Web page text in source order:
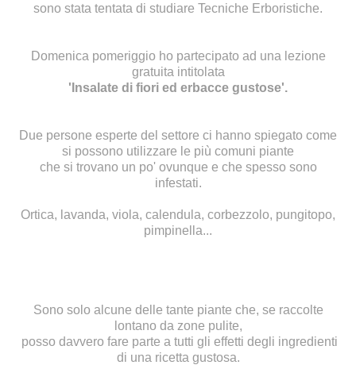
sono stata tentata di studiare Tecniche Erboristiche.
Domenica pomeriggio ho partecipato ad una lezione
gratuita intitolata
' Insalate di fiori ed erbacce gustose'.
Due persone esperte del settore ci hanno spiegato come
si possono utilizzare le più comuni piante
che si trovano un po' ovunque e che spesso sono
infestati.
Ortica, lavanda, viola, calendula, corbezzolo, pungitopo,
pimpinella...
Sono solo alcune delle tante piante che, se raccolte
lontano da zone pulite,
posso davvero fare parte a tutti gli effetti degli ingredienti
di una ricetta gustosa.